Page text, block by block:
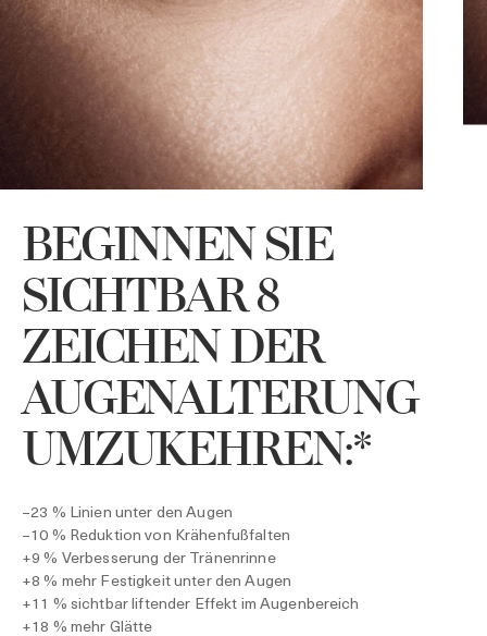
BEGINNEN SIE
SICHTBAR 8
ZEICHEN DER
AUGENALTERUNG
UMZUKEHREN:*
–23 % Linien unter den Augen
–10 % Reduktion von Krähenfußfalten
+9 % Verbesserung der Tränenrinne
+8 % mehr Festigkeit unter den Augen
+11 % sichtbar liftender Effekt im Augenbereich
+18 % mehr Glätte